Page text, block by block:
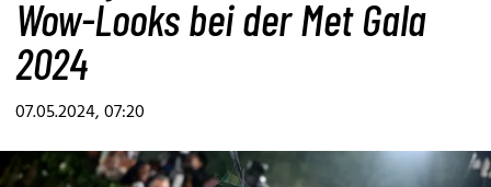
Wow-Looks bei der Met Gala
2024
07.05.2024, 07:20